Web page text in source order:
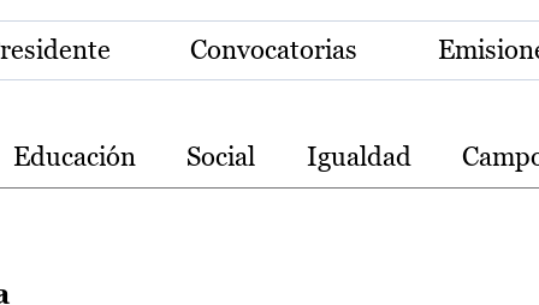
Convocatorias
Educación Social Igualdad